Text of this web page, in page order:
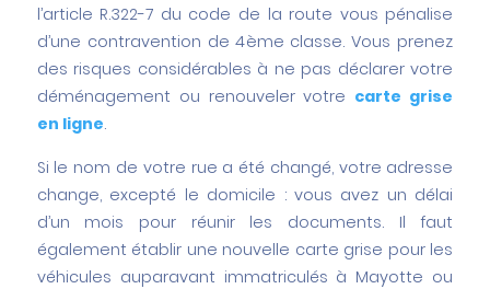
l’article R.322-7 du code de la route vous pénalise
d’une contravention de 4ème classe. Vous prenez
des risques considérables à ne pas déclarer votre
déménagement ou renouveler votre carte grise
en ligne.
Si le nom de votre rue a été changé, votre adresse
change, excepté le domicile : vous avez un délai
d’un mois pour réunir les documents. Il faut
également établir une nouvelle carte grise pour les
véhicules auparavant immatriculés à Mayotte ou